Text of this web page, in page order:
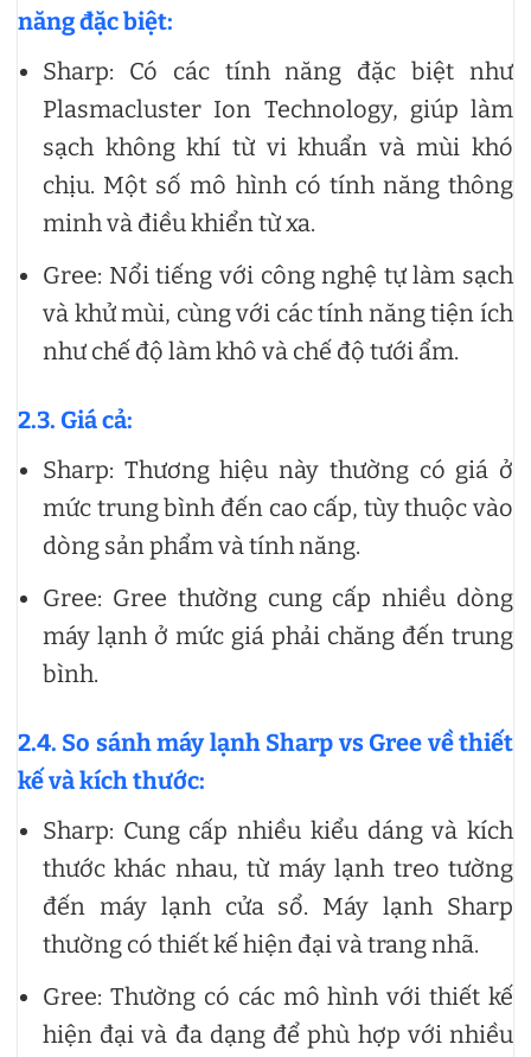
năng đặc biệt:
Sharp: Có các tính năng đặc biệt như
Plasmacluster Ion Technology, giúp làm
sạch không khí từ vi khuẩn và mùi khó
chịu. Một số mô hình có tính năng thông
minh và điều khiển từ xa.
Gree: Nổi tiếng với công nghệ tự làm sạch
và khử mùi, cùng với các tính năng tiện ích
như chế độ làm khô và chế độ tưới ẩm.
2.3. Giá cả:
Sharp: Thương hiệu này thường có giá ở
mức trung bình đến cao cấp, tùy thuộc vào
dòng sản phẩm và tính năng.
Gree: Gree thường cung cấp nhiều dòng
máy lạnh ở mức giá phải chăng đến trung
bình.
2.4. So sánh máy lạnh Sharp vs Gree về thiết
kế và kích thước:
Sharp: Cung cấp nhiều kiểu dáng và kích
thước khác nhau, từ máy lạnh treo tường
đến máy lạnh cửa sổ. Máy lạnh Sharp
thường có thiết kế hiện đại và trang nhã.
Gree: Thường có các mô hình với thiết kế
hiện đại và đa dạng để phù hợp với nhiều